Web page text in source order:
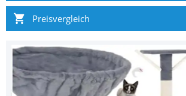
Preisvergleich